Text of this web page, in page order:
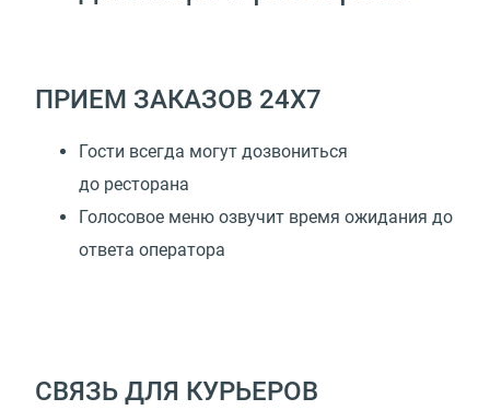
ПРИЕМ ЗАКАЗОВ 24Х7
Гости всегда могут дозвониться
до ресторана
Голосовое меню озвучит время ожидания до
ответа оператора
СВЯЗЬ ДЛЯ КУРЬЕРОВ